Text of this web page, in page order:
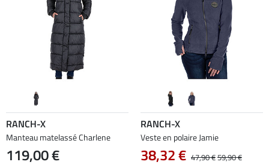
RANCH-X
Manteau matelassé Charlene
119,00 €
RANCH-X
Veste en polaire Jamie
38,32 € 47,90 €59,90 €